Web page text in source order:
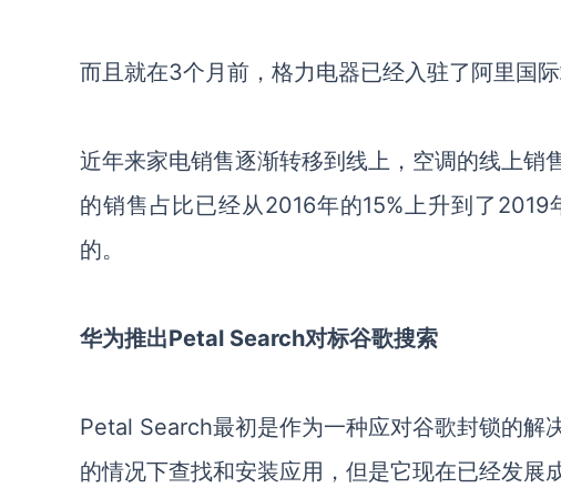
而且就在3个月前，格力电器已经入驻了阿里国
近年来家电销售逐渐转移到线上，空调的线上
的销售占比已经从2016年的15%上升到了
的。
华为推出Petal Search对标谷歌搜索
Petal Search最初是作为一种应对谷歌封锁的解
的情况下查找和安装应用，但是它现在已经发